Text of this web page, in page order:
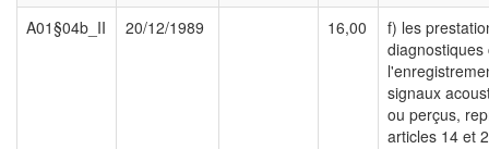
A01§04b_II
20/12/1989 16,00
f) les
signaux
ou perçus,
articles 14 et